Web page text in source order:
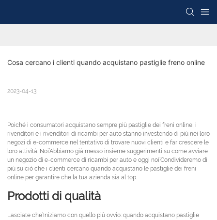
Cosa cercano i clienti quando acquistano pastiglie freno online
2023-04-13
Poiché i consumatori acquistano sempre più pastiglie dei freni online, i
rivenditori e i rivenditori di ricambi per auto stanno investendo di più nei loro
negozi di e-commerce nel tentativo di trovare nuovi clienti e far crescere le
loro attività. Noi’Abbiamo già messo insieme suggerimenti su come avviare
un negozio di e-commerce di ricambi per auto e oggi noi’Condivideremo di
più su ciò che i clienti cercano quando acquistano le pastiglie dei freni
online per garantire che la tua azienda sia al top.
Prodotti di qualità
Lasciate che’Iniziamo con quello più ovvio: quando acquistano pastiglie